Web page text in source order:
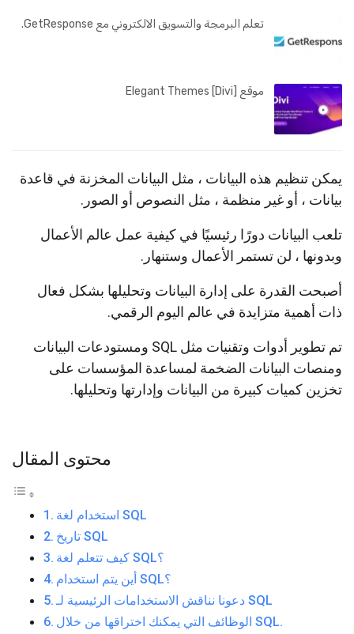
تعلم البرمجة والتسويق الالكتروني مع GetResponse.
موقع Elegant Themes [Divi]
يمكن تنظيم هذه البيانات ، مثل البيانات المخزنة في قاعدة
بيانات ، أو غير منظمة ، مثل النصوص أو الصور.
تلعب البيانات دورًا رئيسيًا في كيفية عمل عالم الأعمال
وبدونها ، لن تستمر الأعمال وستنهار.
أصبحت القدرة على إدارة البيانات وتحليلها بشكل فعال
ذات أهمية متزايدة في عالم اليوم الرقمي.
تم تطوير أدوات وتقنيات مثل SQL ومستودعات البيانات
ومنصات البيانات الضخمة لمساعدة المؤسسات على
تخزين كميات كبيرة من البيانات وإدارتها وتحليلها.
محتوى المقال
استخدام لغة SQL
تاريخ SQL
كيف تتعلم لغة SQL؟
أين يتم استخدام SQL؟
دعونا نناقش الاستخدامات الرئيسية لـ SQL
الوظائف التي يمكنك اختراقها من خلال SQL.